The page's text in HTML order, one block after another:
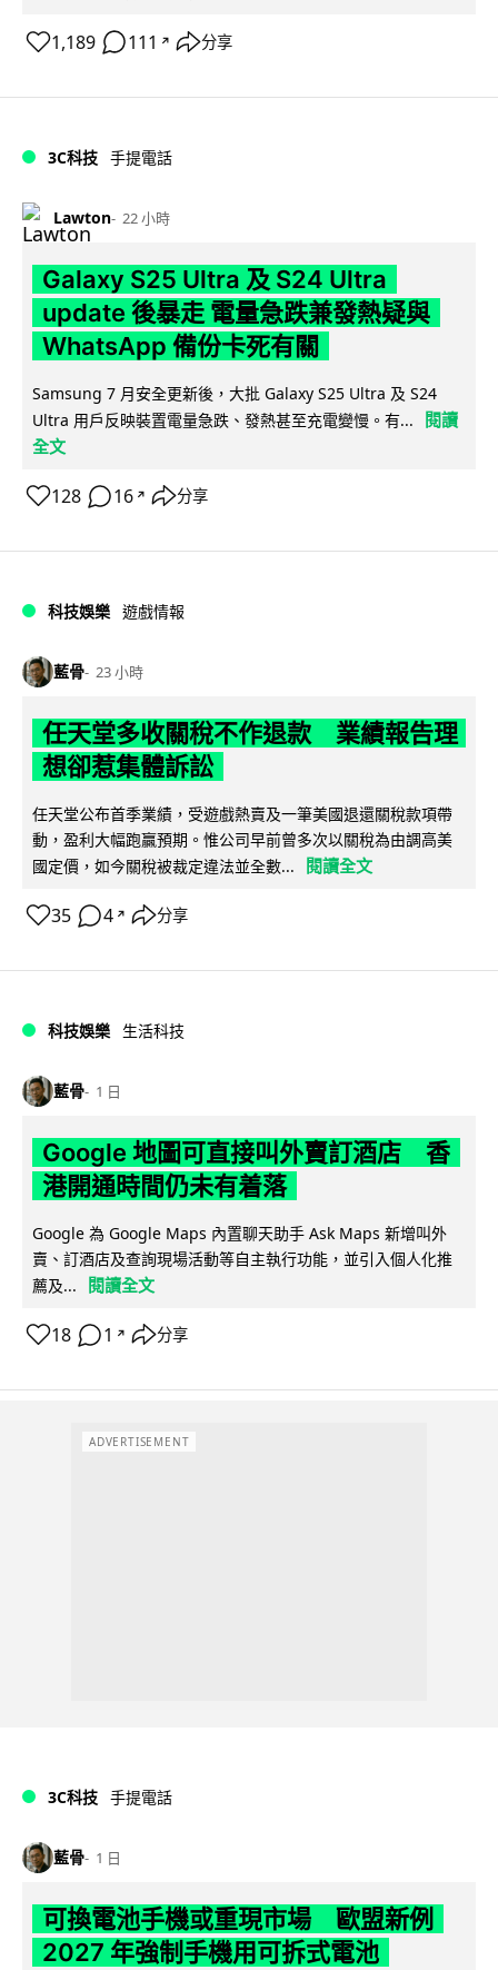
1,189 111 ↗ 分享
3C科技 手提電話
Lawton 22 小時
Galaxy S25 Ultra 及 S24 Ultra
update 後暴走 電量急跌兼發熱疑與
WhatsApp 備份卡死有關
Samsung 7 月安全更新後，大批 Galaxy S25 Ultra 及 S24
Ultra 用戶反映裝置電量急跌、發熱甚至充電變慢。有...
閱讀
全文
128 16 ↗ 分享
科技娛樂 遊戲情報
藍骨 23 小時
任天堂多收關稅不作退款 業績報告理
想卻惹集體訴訟
任天堂公布首季業績，受遊戲熱賣及一筆美國退還關稅款項帶
動，盈利大幅跑贏預期。惟公司早前曾多次以關稅為由調高美
國定價，如今關稅被裁定違法並全數...
閱讀全文
35 4 ↗ 分享
科技娛樂 生活科技
藍骨 1 日
Google 地圖可直接叫外賣訂酒店 香
港開通時間仍未有着落
Google 為 Google Maps 內置聊天助手 Ask Maps 新增叫外
賣、訂酒店及查詢現場活動等自主執行功能，並引入個人化推
薦及...
閱讀全文
18 1 ↗ 分享
ADVERTISEMENT
3C科技 手提電話
藍骨 1 日
可換電池手機或重現市場 歐盟新例
2027 年強制手機用可拆式電池